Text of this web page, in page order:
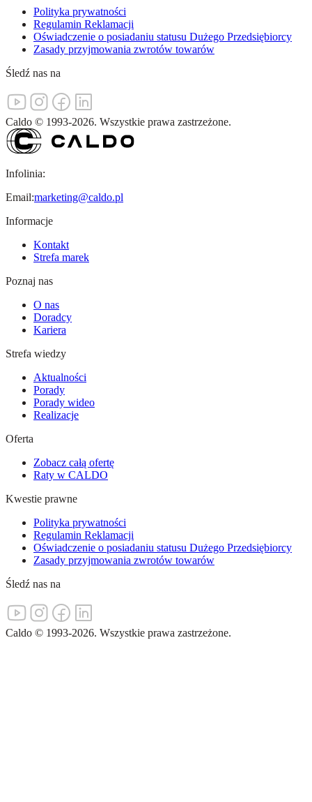
Polityka prywatności
Regulamin Reklamacji
Oświadczenie o posiadaniu statusu Dużego Przedsiębiorcy
Zasady przyjmowania zwrotów towarów
Śledź nas na
Caldo © 1993-2026. Wszystkie prawa zastrzeżone.
Infolinia:
Email:marketing@caldo.pl
Informacje
Kontakt
Strefa marek
Poznaj nas
O nas
Doradcy
Kariera
Strefa wiedzy
Aktualności
Porady
Porady wideo
Realizacje
Oferta
Zobacz całą ofertę
Raty w CALDO
Kwestie prawne
Polityka prywatności
Regulamin Reklamacji
Oświadczenie o posiadaniu statusu Dużego Przedsiębiorcy
Zasady przyjmowania zwrotów towarów
Śledź nas na
Caldo © 1993-2026. Wszystkie prawa zastrzeżone.